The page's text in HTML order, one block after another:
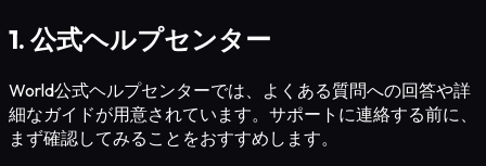
1. 公式ヘルプセンター
World公式ヘルプセンターでは、よくある質問への回答や詳
細なガイドが用意されています。サポートに連絡する前に、
まず確認してみることをおすすめします。